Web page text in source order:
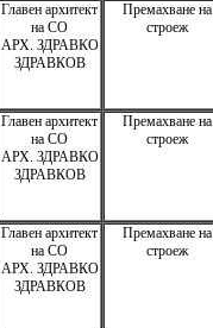
Главен архитект
на СО
АРХ. ЗДРАВКО
ЗДРАВКОВ
Премахване на
строеж
Главен архитект
на СО
АРХ. ЗДРАВКО
ЗДРАВКОВ
Премахване на
строеж
Главен архитект
на СО
АРХ. ЗДРАВКО
ЗДРАВКОВ
Премахване на
строеж